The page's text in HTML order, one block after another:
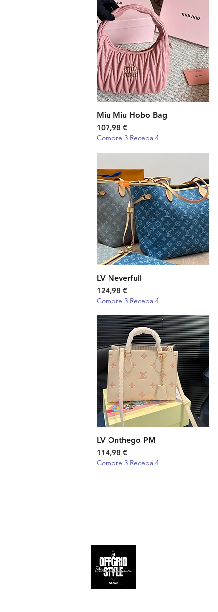
Visualização rápida
Miu Miu Hobo Bag
Preço
107,98 €
Compre 3 Receba 4
Visualização rápida
LV Neverfull
Preço
124,98 €
Compre 3 Receba 4
Visualização rápida
LV Onthego PM
Preço
114,98 €
Compre 3 Receba 4